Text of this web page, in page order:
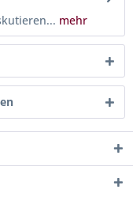
mehr